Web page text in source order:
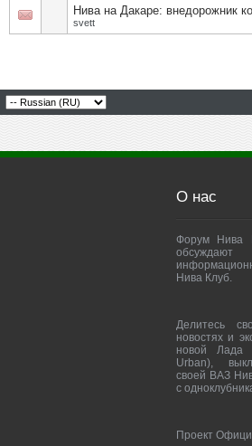
Нива на Дакаре: внедорожник
svett
О нас
Форум Нива
Нива Клуб.
Делитесь
новостях и
новой Лада
Urban),
своей ВАЗ
с
Проект